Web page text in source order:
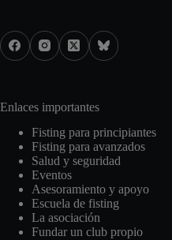
Enlaces importantes
Fisting para principiantes
Fisting para avanzados
Salud y seguridad
Eventos
Asesoramiento y apoyo
Escuela de fisting
La asociación
Fundar un club propio